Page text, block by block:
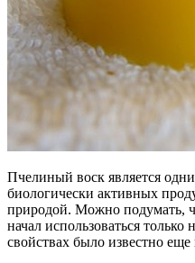
Пчелиный воск является
биологически активных
природой. Можно подумать,
начал использоваться
свойствах было известно еще